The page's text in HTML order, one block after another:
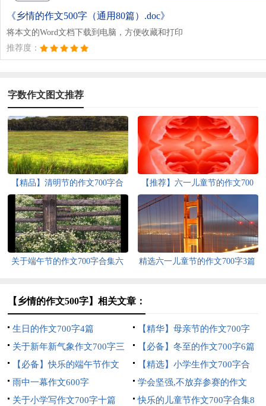
《乡情的作文500字（通用80篇）.doc》
将本文的Word文档下载到电脑，方便收藏和打印
推荐度：
字数作文图文推荐
【精品】清明节的作文700字合
集十篇
【推荐】六一儿童节的作文700
字8篇
关于端午节的作文700字合集六
精选六一儿童节的作文700字3篇
【乡情的作文500字】相关文章：
生日的作文700字4篇
【精华】母亲节的作文700字
三篇
关于新年新气象作文700字三
篇
【必备】冬至的作文700字6篇
【必备】快乐的端午节作文
700字3篇
【精选】小学生作文700字合
集八篇
雨中一幕作文600字
学会坚强,不放弃参赛的作文
500字
关于小学写作文700字十篇 快乐的儿童节作文700字合集8